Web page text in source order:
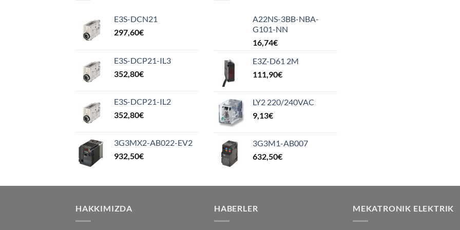
E3S-DCN21
297,60€
E3S-DCP21-IL3
352,80€
E3S-DCP21-IL2
352,80€
3G3MX2-AB022-EV2
932,50€
A22NS-3BB-NBA-
G101-NN
16,74€
E3Z-D61 2M
111,90€
LY2 220/240VAC
9,13€
3G3M1-AB007
632,50€
HAKKIMIZDA HABERLER MEKATRONIK ELEKTRIK